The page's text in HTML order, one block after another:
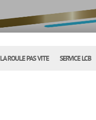
LA ROULE PAS VITE SERVICE LCB